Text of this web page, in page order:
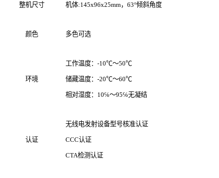
整机尺寸 机体:145x96x25mm，63°倾斜角度
颜色 多色可选
环境
工作温度：-10℃～50℃
储藏温度：-20℃～60℃
相对湿度：10℅～95℅无凝结
认证
无线电发射设备型号核准认证
CCC认证
CTA检测认证